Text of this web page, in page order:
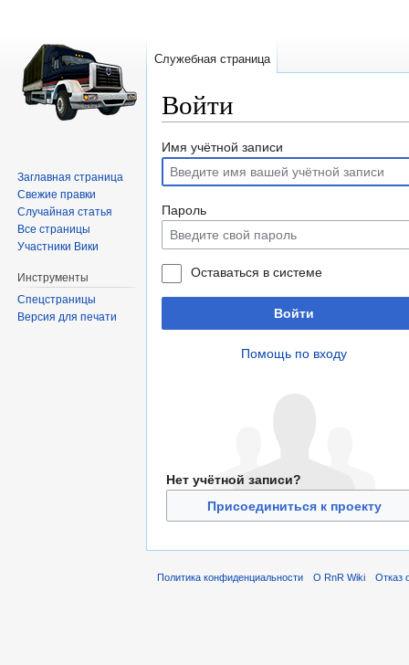
Войти
Перейти
навигации
Перейти
поиску
Имя учётной записи
Пароль
Оставаться в системе
Войти
Помощь по входу
Нет учётной записи?
Присоединиться к проекту
Служебная страница
Заглавная страница
Свежие правки
Случайная статья
Все страницы
Участники Вики
Инструменты
Спецстраницы
Версия для печати
Политика конфиденциальности О RnR Wiki Отказ